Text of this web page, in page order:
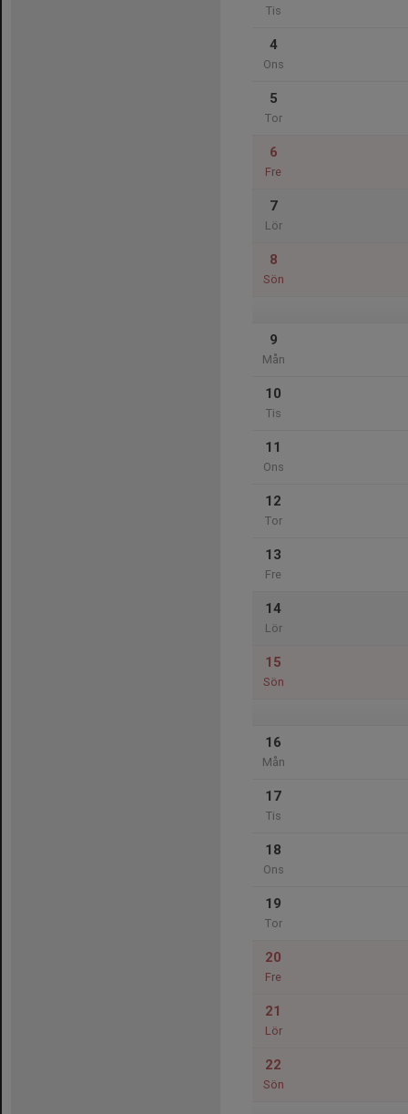
Tis
4
Ons
5
Tor
6
Fre
7
Lör
8
Sön
9
Mån
10
Tis
11
Ons
12
Tor
13
Fre
14
Lör
15
Sön
16
Mån
17
Tis
18
Ons
19
Tor
20
Fre
21
Lör
22
Sön